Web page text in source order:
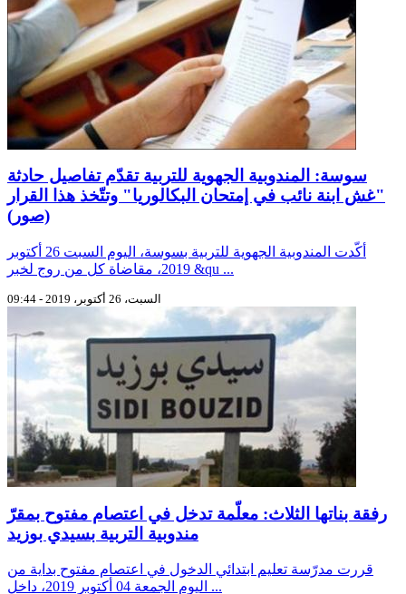
سوسة: المندوبية الجهوية للتربية تقدّم تفاصيل حادثة
"غش ابنة نائب في إمتحان البكالوريا" وتتّخذ هذا القرار
(صور)
أكّدت المندوبية الجهوية للتربية بسوسة، اليوم السبت 26 أكتوبر
2019، مقاضاة كل من روج لخبر &qu ...
السبت، 26 أكتوبر، 2019 - 09:44
رفقة بناتها الثلاث: معلّمة تدخل في اعتصام مفتوح بمقرّ
مندوبية التربية بسيدي بوزيد
قررت مدرّسة تعليم ابتدائي الدخول في اعتصام مفتوح بداية من
اليوم الجمعة 04 أكتوبر 2019، داخل ...